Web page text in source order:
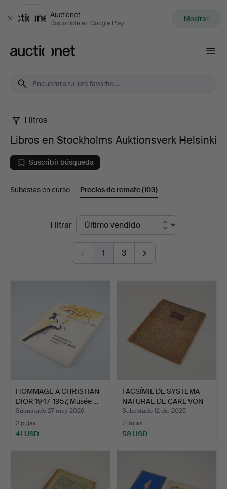
Cerrar
Auctionet
Disponible en Google Play Mostrar
Libros
en
Stockholms
Auktionsverk
Helsinki
Filtros
Libros en Stockholms Auktionsverk Helsinki
Suscribir búsqueda
Subastas en curso Precios de remate(103)
Filtrar
1 3
HOMMAGE A CHRISTIAN
DIOR 1947-1957, Musée …
Subastado 27 may 2026
2 pujas
41 USD
FACSÍMIL DE SYSTEMA
NATURAE DE CARL VON
LI…
Subastado 12 dic 2025
2 pujas
58 USD